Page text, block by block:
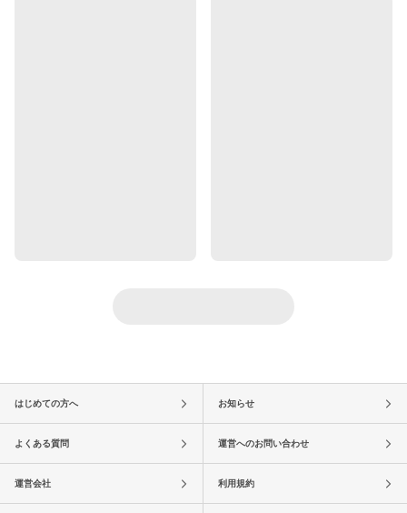
はじめての方へ お知らせ
よくある質問 運営へのお問い合わせ
運営会社 利用規約